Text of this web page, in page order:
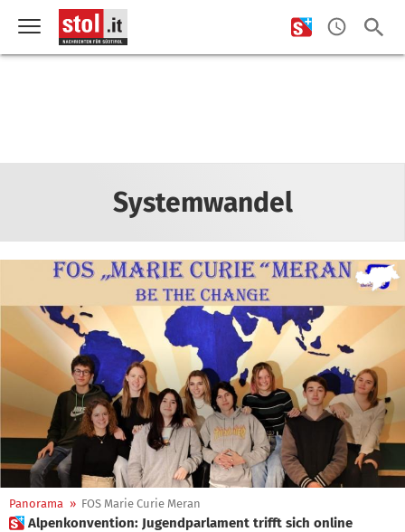
Systemwandel
Panorama » FOS Marie Curie Meran
 Alpenkonvention: Jugendparlament trifft sich online